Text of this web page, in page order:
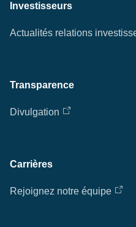
Investisseurs
Actualités relations
Transparence
Divulgation
Carrières
Rejoignez notre équipe